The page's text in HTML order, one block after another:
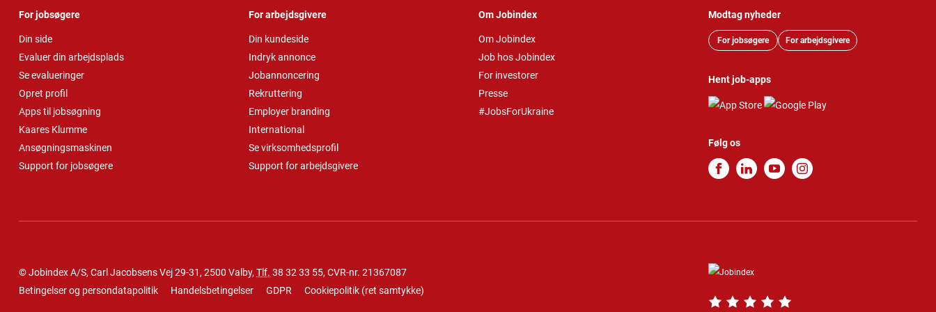
For jobsøgere
Din side
Evaluer din arbejdsplads
Se evalueringer
Opret profil
Apps til jobsøgning
Kaares Klumme
Ansøgningsmaskinen
Support for jobsøgere
For arbejdsgivere
Din kundeside
Indryk annonce
Jobannoncering
Rekruttering
Employer branding
International
Se virksomhedsprofil
Support for arbejdsgivere
Om Jobindex
Om Jobindex
Job hos Jobindex
For investorer
Presse
#JobsForUkraine
Modtag nyheder
For jobsøgere For arbejdsgivere
Hent job-apps
Følg os
© Jobindex A/S, Carl Jacobsens Vej 29-31, 2500 Valby, Tlf. 38 32 33 55, CVR-nr. 21367087
Betingelser og persondatapolitik
Handelsbetingelser GDPR Cookiepolitik (ret samtykke)